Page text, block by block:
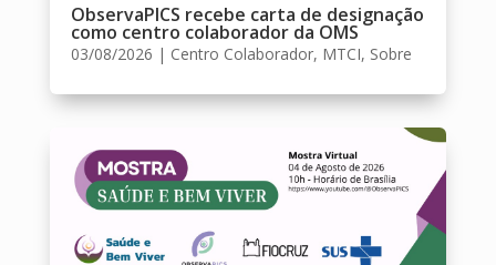
ObservaPICS recebe carta de designação
como centro colaborador da OMS
03/08/2026 | Centro Colaborador, MTCI, Sobre